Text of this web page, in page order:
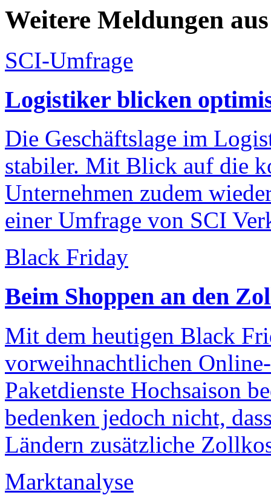
Weitere Meldungen
SCI-Umfrage
Logistiker blicken
Die Geschäftslage im
stabiler. Mit Blick auf die
Unternehmen zudem
einer Umfrage von SCI
Black Friday
Beim Shoppen an den
Mit dem heutigen Black
vorweihnachtlichen
Paketdienste Hochsaison
bedenken jedoch nicht,
Ländern zusätzliche
Marktanalyse